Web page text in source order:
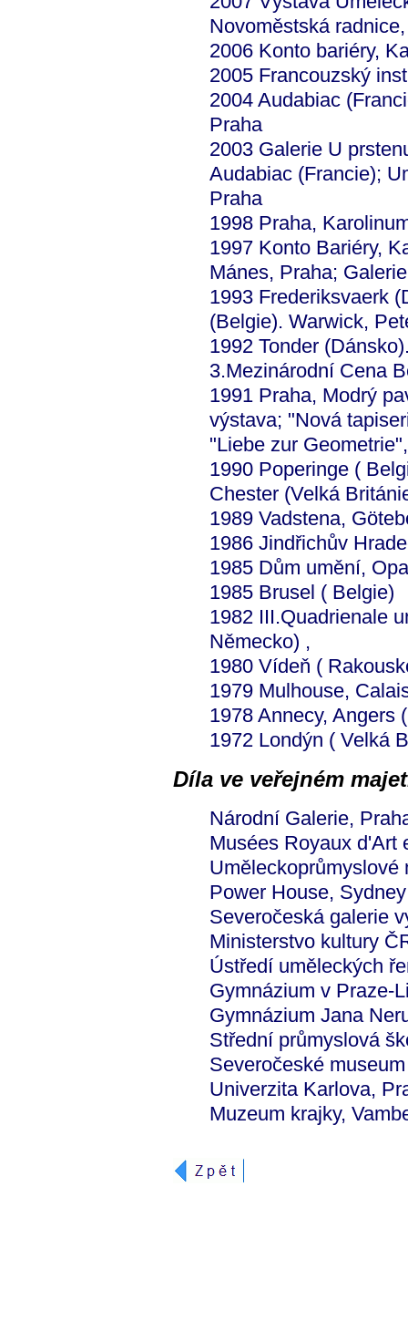
Novoměstská
2006 Konto bariéry,
2005 Francouzský
2004 Audabiac
Praha
2003 Galerie U
Audabiac (Francie);
Praha
1998 Praha,
1997 Konto Bariéry,
Mánes, Praha;
1993 Frederiksvaerk
(Belgie). Warwick,
1992 Tonder
3.Mezinárodní Cena
1991 Praha, Modrý
výstava; "Nová
"Liebe zur
1990 Poperinge (
Chester (Velká
1989 Vadstena,
1986 Jindřichův
1985 Dům umění,
1985 Brusel ( Belgie)
1982 III.Quadrienale
Německo) ,
1980 Vídeň (
1979 Mulhouse,
1978 Annecy, Angers
1972 Londýn ( Velká
Díla ve veřejném
Národní Galerie,
Musées Royaux d'Art
Uměleckoprůmyslové
Power House,
Severočeská galerie
Ministerstvo kultury
Ústředí uměleckých
Gymnázium v Praze-
Gymnázium Jana
Střední průmyslová
Severočeské
Univerzita Karlova,
Muzeum krajky,